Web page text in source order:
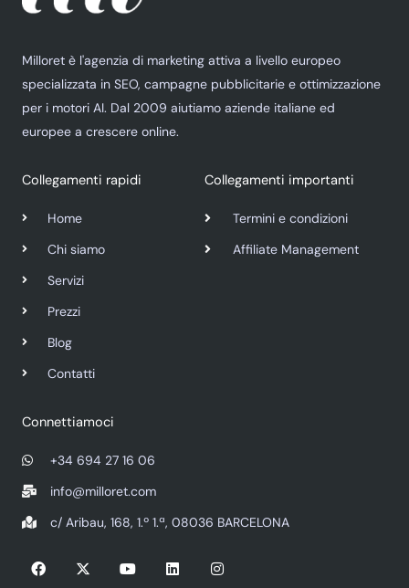
Milloret è l'agenzia di marketing attiva a livello europeo
specializzata in SEO, campagne pubblicitarie e ottimizzazione
per i motori AI. Dal 2009 aiutiamo aziende italiane ed
europee a crescere online.
Collegamenti rapidi
Home
Chi siamo
Servizi
Prezzi
Blog
Contatti
Collegamenti importanti
Termini e condizioni
Affiliate Management
Connettiamoci
+34 694 27 16 06
info@milloret.com
c/ Aribau, 168, 1.º 1.ª, 08036 BARCELONA
F
a
X
- o
L
i
I
n